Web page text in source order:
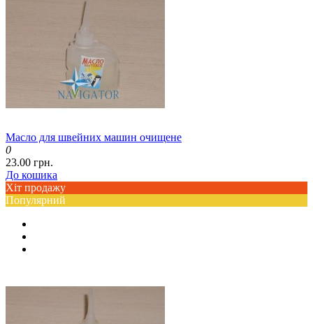
Масло для швейних машин очищене
0
23.00 грн.
До кошика
Хіт продажу
Популярний